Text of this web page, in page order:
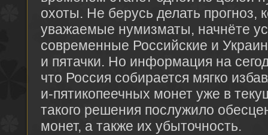
охоты. Не берусь делать прогноз,
уважаемые нумизматы, начнёте
современные Российские и
и пятачки. Но информация на
что Россия собирается мягко
и-пятикопеечных монет уже в
такого решения послужило
монет, а также их убыточность.